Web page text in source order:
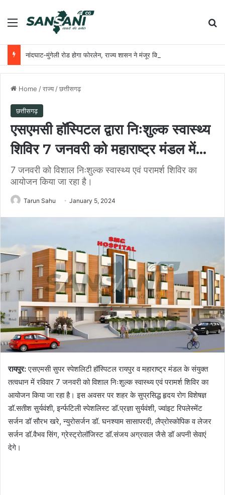
Menu
नांदघाट-मुंगेली रोड होगा फोरलेन, राज्य शासन ने मंजूर किए 21.81 करोड़
Home /राज्य /छत्तीसगढ़
छत्तीसगढ़
एसएमसी हॉस्पिटल द्वारा निःशुल्क स्वास्थ्य
शिविर 7 जनवरी को महाराष्ट्र मंडल में…
7 जनवरी को विशाल निःशुल्क स्वास्थ्य एवं परामर्श शिविर का
आयोजन किया जा रहा है।
Tarun Sahu January 5, 2024
रायपुर:एसएमसी सुपर स्पेशलिटी हॉस्पिटल रायपुर व महाराष्ट्र मंडल के संयुक्त
तत्वधान में रविवार 7 जनवरी को विशाल निःशुल्क स्वास्थ्य एवं परामर्श शिविर का
आयोजन किया जा रहा है। इस अवसर पर शहर के सुप्रसिद्ध हृदय रोग विशेषज्ञ
डॉ.सतीश सुर्यवंशी, इर्न्फटिली स्पेशलिस्ट डॉ.प्रज्ञा सुर्यवंशी, ज्वांइट रिपलेस्मेंट
सर्जन डॉ सौरभ खरे, न्युरोसर्जन डॉ. घनश्याम सासापरदी, लैप्रोस्कोपिक व लेजर
सर्जन डॉ.वैभव सिंग, ग्रेस्ट्रोलॉजिस्ट डॉ.संजय अग्रवाल जैसे डॉ अपनी सेवाएं
देगे।